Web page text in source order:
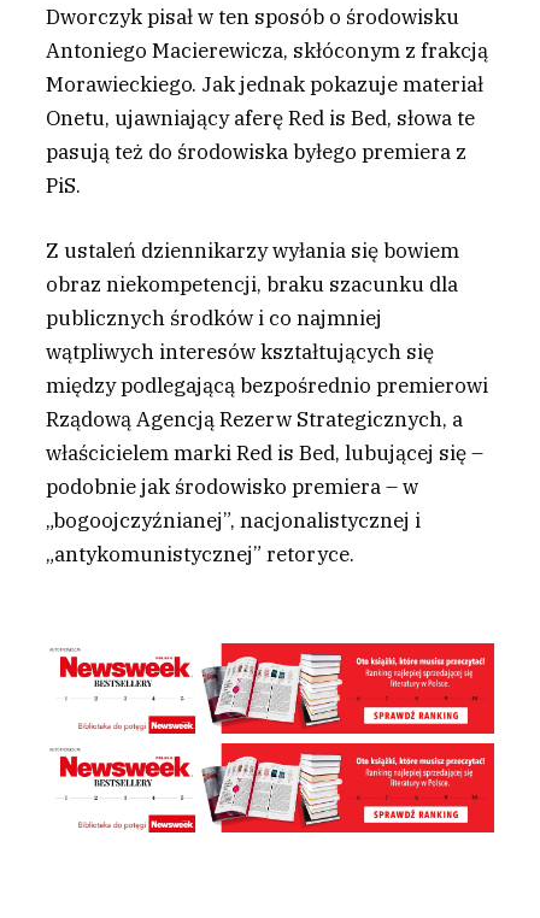
Dworczyk pisał w ten sposób o środowisku
Antoniego Macierewicza, skłóconym z frakcją
Morawieckiego. Jak jednak pokazuje materiał
Onetu, ujawniający aferę Red is Bed, słowa te
pasują też do środowiska byłego premiera z
PiS.
Z ustaleń dziennikarzy wyłania się bowiem
obraz niekompetencji, braku szacunku dla
publicznych środków i co najmniej
wątpliwych interesów kształtujących się
między podlegającą bezpośrednio premierowi
Rządową Agencją Rezerw Strategicznych, a
właścicielem marki Red is Bed, lubującej się –
podobnie jak środowisko premiera – w
„bogoojczyźnianej”, nacjonalistycznej i
„antykomunistycznej” retoryce.